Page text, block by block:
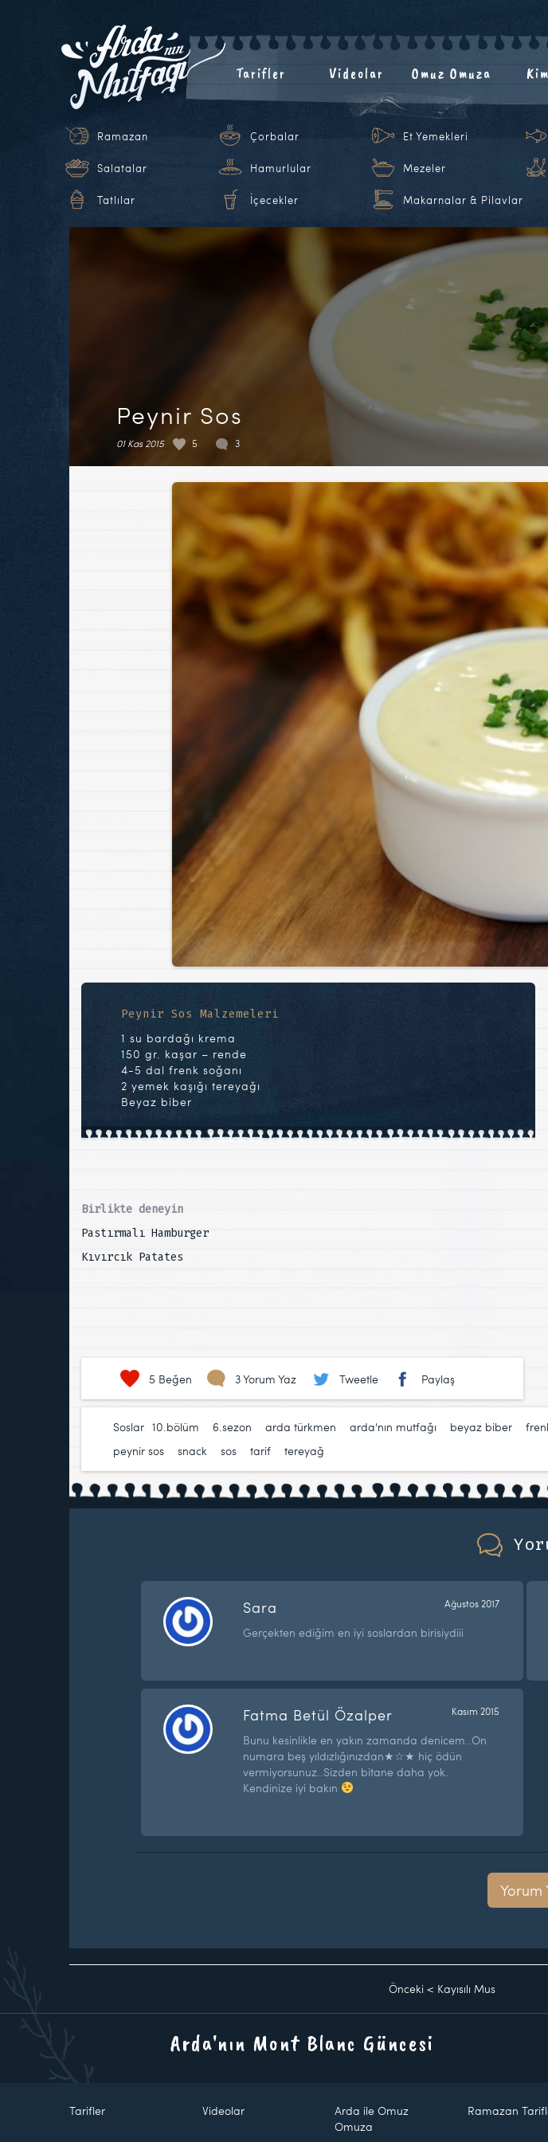
Tarifler Videolar Omuz Omuza
Ramazan Çorbalar Et Yemekleri
Salatalar Hamurlular Mezeler
Tatlılar İçecekler Makarnalar & Pilavlar
Peynir Sos
01 Kas 2015 5 3
Peynir Sos Malzemeleri
1 su bardağı krema
150 gr. kaşar – rende
4-5 dal frenk soğanı
2 yemek kaşığı tereyağı
Beyaz biber
Birlikte deneyin
Pastırmalı Hamburger
Kıvırcık Patates
5 Beğen 3 Yorum Yaz Tweetle Paylaş
Soslar 10.bölüm 6.sezon arda türkmen arda'nın mutfağı beyaz biber
peynir sos
snack sos tarif tereyağ
Sara Ağustos 2017
Gerçekten ediğim en iyi soslardan birisiydiii
Fatma Betül Özalper Kasım 2015
Bunu kesinlikle en yakın zamanda denicem..On
numara beş yıldızlığınızdan★☆★ hiç ödün
vermiyorsunuz..Sizden bitane daha yok.
Kendinize iyi bakın
Yorum
Önceki < Kayısılı Mus
Arda'nın Mont Blanc Güncesi
Tarifler Videolar
Arda ile Omuz
Omuza
Ramazan